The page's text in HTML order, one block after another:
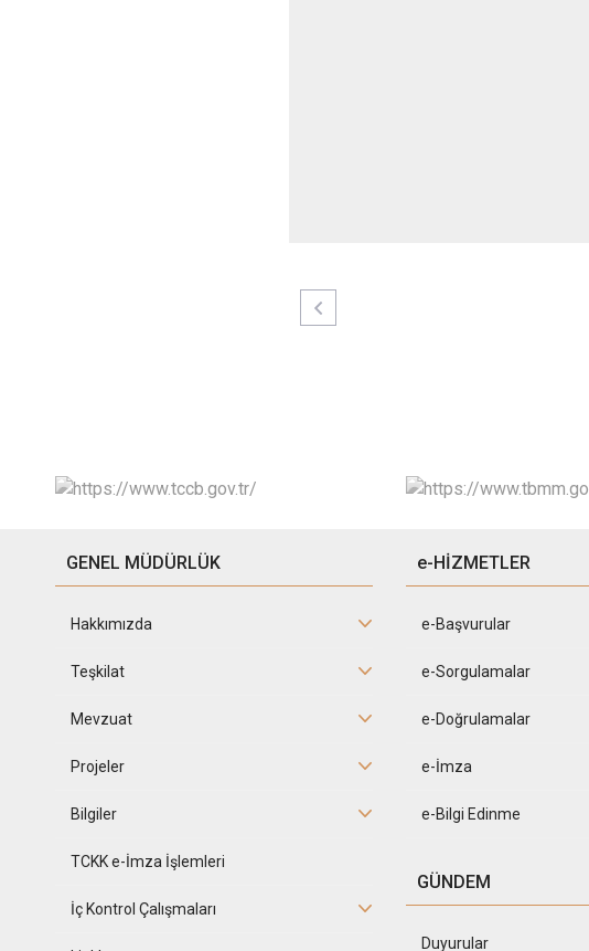
GENEL MÜDÜRLÜK
Hakkımızda
Teşkilat
Mevzuat
Projeler
Bilgiler
TCKK e-İmza İşlemleri
İç Kontrol Çalışmaları
e-HİZMETLER
e-Başvurular
e-Sorgulamalar
e-Doğrulamalar
e-İmza
e-Bilgi Edinme
GÜNDEM
Duyurular